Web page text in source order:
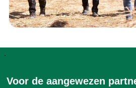
.
Voor de aangewezen